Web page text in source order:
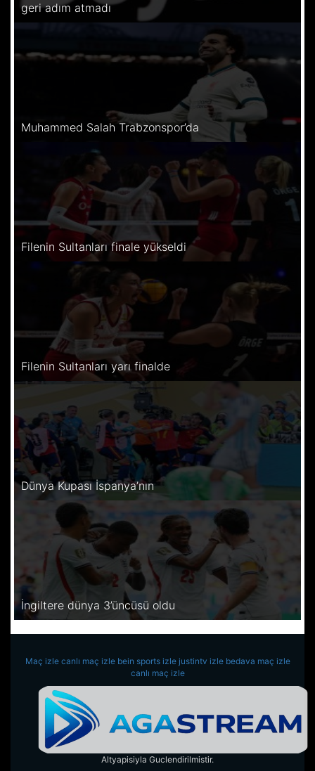
geri adım atmadı
Muhammed Salah Trabzonspor’da
Filenin Sultanları finale yükseldi
Filenin Sultanları yarı finalde
Dünya Kupası İspanya’nın
İngiltere dünya 3’üncüsü oldu
Maç izle canlı maç izle bein sports izle justintv izle bedava maç izle
canlı maç izle
Altyapisiyla Guclendirilmistir.